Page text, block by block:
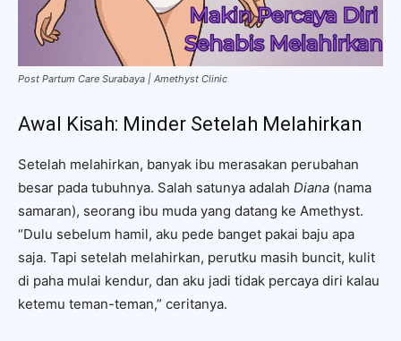
Post Partum Care Surabaya | Amethyst Clinic
Awal Kisah: Minder Setelah Melahirkan
Setelah melahirkan, banyak ibu merasakan perubahan
besar pada tubuhnya. Salah satunya adalah Diana (nama
samaran), seorang ibu muda yang datang ke Amethyst.
“Dulu sebelum hamil, aku pede banget pakai baju apa
saja. Tapi setelah melahirkan, perutku masih buncit, kulit
di paha mulai kendur, dan aku jadi tidak percaya diri kalau
ketemu teman-teman,” ceritanya.